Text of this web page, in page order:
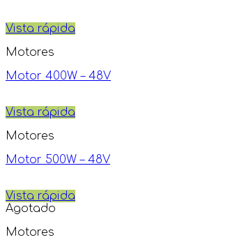
Vista rápida
Motores
Motor 400W – 48V
Vista rápida
Motores
Motor 500W – 48V
Vista rápida
Agotado
Motores